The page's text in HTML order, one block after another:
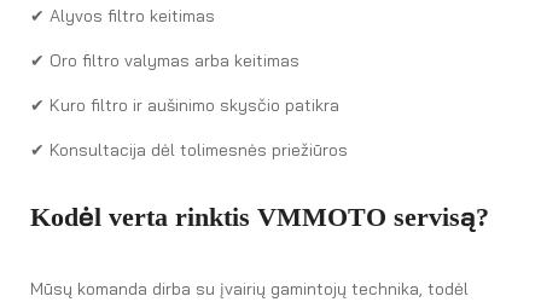
✔︎ Alyvos filtro keitimas
✔︎ Oro filtro valymas arba keitimas
✔︎ Kuro filtro ir aušinimo skysčio patikra
✔︎ Konsultacija dėl tolimesnės priežiūros
Kodėl verta rinktis VMMOTO servisą?
Mūsų komanda dirba su įvairių gamintojų technika, todėl